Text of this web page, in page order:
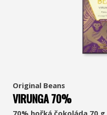
Original Beans
VIRUNGA 70%
70% hořká čokoláda 70 g